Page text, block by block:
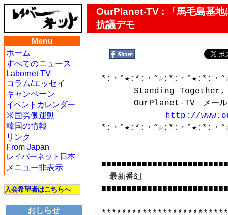
OurPlanet-TV : 「馬毛島基地
抗議デモ
Menu
ホーム
すべてのニュース
Labornet TV
コラム/エッセイ
キャンペーン
イベントカレンダー
米国労働運動
韓国の情報
リンク
From Japan
レイバーネット日本
メニュー非表示
入会希望者はこちらへ
おしらせ
*:・°★:*:・°☆:*:・°★:*:・
Standing Together,
OurPlanet-TV　メール
http://
*:・°★:*:・°☆:*:・°★:*:・
最新番組